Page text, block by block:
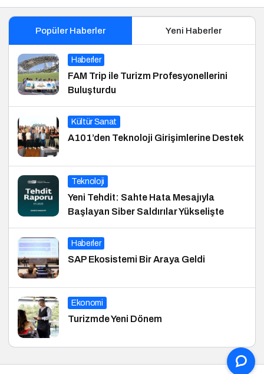
Popüler Haberler Yeni Haberler
Haberler
FAM Trip ile Turizm Profesyonellerini
Buluşturdu
Kültür Sanat
A101’den Teknoloji Girişimlerine Destek
Teknoloji
Yeni Tehdit: Sahte Hata Mesajıyla
Başlayan Siber Saldırılar Yükselişte
Haberler
SAP Ekosistemi Bir Araya Geldi
Ekonomi
Turizmde Yeni Dönem